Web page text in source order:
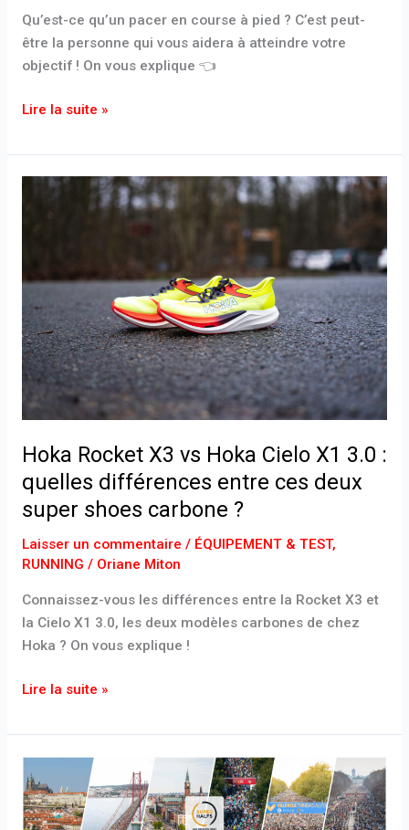
Qu’est-ce qu’un pacer en course à pied ? C’est peut-
être la personne qui vous aidera à atteindre votre
objectif ! On vous explique 👈
Lire la suite »
Hoka Rocket X3 vs Hoka Cielo X1 3.0 :
quelles différences entre ces deux
super shoes carbone ?
Laisser un commentaire / ÉQUIPEMENT & TEST,
RUNNING / Oriane Miton
Connaissez-vous les différences entre la Rocket X3 et
la Cielo X1 3.0, les deux modèles carbones de chez
Hoka ? On vous explique !
Hoka
Hoka
X1
3.0
:
quelles
différences
ces
deux
super
carbone
?
Lire la suite »
Halfs
: